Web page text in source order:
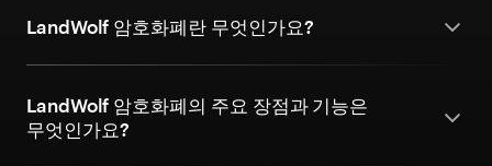
LandWolf 암호화폐란 무엇인가요?
LandWolf 암호화폐의 주요 장점과 기능은
무엇인가요?